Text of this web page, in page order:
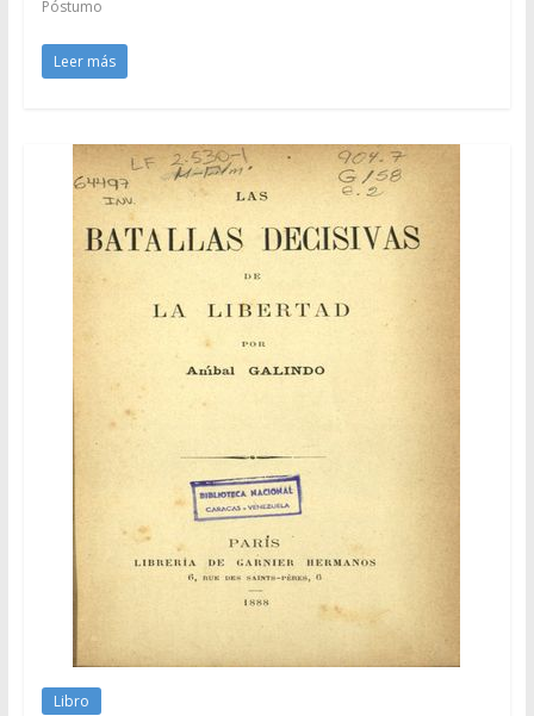
Póstumo
Leer más
Libro